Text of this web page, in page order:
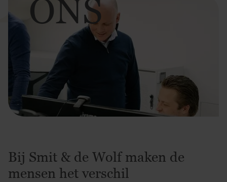
ONS
Bij Smit & de Wolf maken de
mensen het verschil